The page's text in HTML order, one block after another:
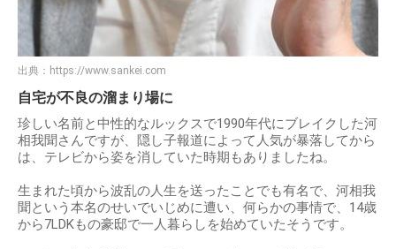
出典： https://www.sankei.com
自宅が不良の溜まり場に
珍しい名前と中性的なルックスで1990年代にブレイクした河
相我聞さんですが、隠し子報道によって人気が暴落してから
は、テレビから姿を消していた時期もありましたね。
生まれた頃から波乱の人生を送ったことでも有名で、河相我
聞という本名のせいでいじめに遭い、何らかの事情で、14歳
から7LDKもの豪邸で一人暮らしを始めていたそうです。